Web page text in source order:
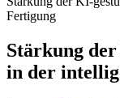
Fertigung
Stärkung
in der